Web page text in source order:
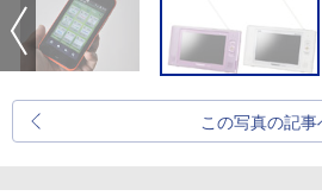
この写真の記事